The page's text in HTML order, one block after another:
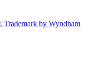
Trademark by Wyndham